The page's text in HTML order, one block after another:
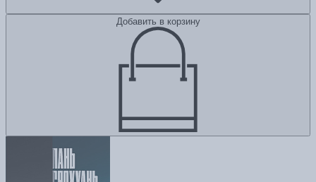
Добавить в корзину